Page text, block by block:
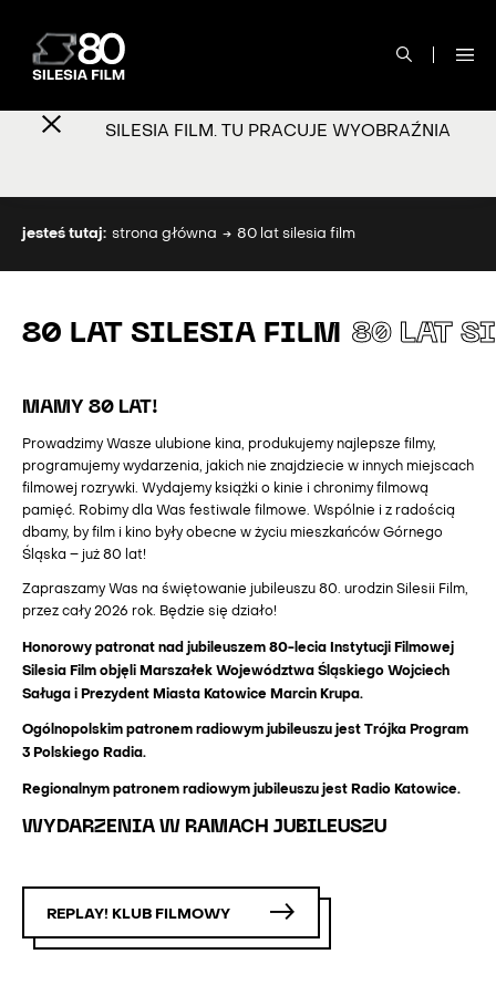
SILESIA FILM. TU PRACUJE WYOBRAŹNIA
jesteś tutaj: strona główna 80 lat silesia film
80 LAT SILESIA FILM 80 LAT
MAMY 80 LAT!
Prowadzimy Wasze ulubione kina, produkujemy najlepsze filmy,
programujemy wydarzenia, jakich nie znajdziecie w innych miejscach
filmowej rozrywki. Wydajemy książki o kinie i chronimy filmową
pamięć. Robimy dla Was festiwale filmowe. Wspólnie i z radością
dbamy, by film i kino były obecne w życiu mieszkańców Górnego
Śląska – już 80 lat!
Zapraszamy Was na świętowanie jubileuszu 80. urodzin Silesii Film,
przez cały 2026 rok. Będzie się działo!
Honorowy patronat nad jubileuszem 80-lecia Instytucji Filmowej
Silesia Film objęli Marszałek Województwa Śląskiego Wojciech
Saługa i Prezydent Miasta Katowice Marcin Krupa.
Ogólnopolskim patronem radiowym jubileuszu jest Trójka Program
3 Polskiego Radia.
Regionalnym patronem radiowym jubileuszu jest Radio Katowice.
WYDARZENIA W RAMACH JUBILEUSZU
REPLAY! KLUB FILMOWY